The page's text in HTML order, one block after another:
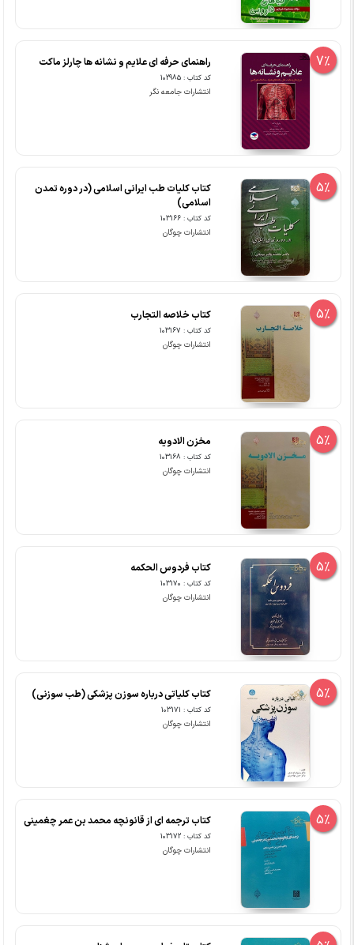
7% راهنمای حرفه ای علایم و نشانه ها چارلز ماکت
کد کتاب : 102985
انتشارات جامعه نگر
5%
کتاب کلیات طب ایرانی اسلامی (در دوره تمدن
اسلامی)
کد کتاب : 103166
انتشارات چوگان
5% کتاب خلاصه التجارب
کد کتاب : 103167
انتشارات چوگان
5% مخزن الادویه
کد کتاب : 103168
انتشارات چوگان
5% کتاب فردوس الحکمه
کد کتاب : 103170
انتشارات چوگان
5% کتاب کلیاتی درباره سوزن پزشکی (طب سوزنی)
کد کتاب : 103171
انتشارات چوگان
5% کتاب ترجمه ای از قانونچه محمد بن عمر چغمینی
کد کتاب : 103172
انتشارات چوگان